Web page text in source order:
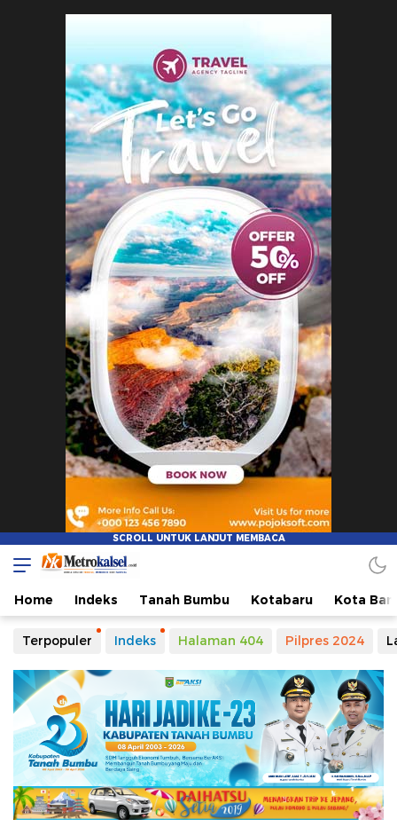
Metro Kalsel
Media Online Terkini, Faktual dan Mendidik
Home Indeks Tanah Bumbu Kotabaru Kota
Terpopuler Indeks Halaman 404 Pilpres 2024